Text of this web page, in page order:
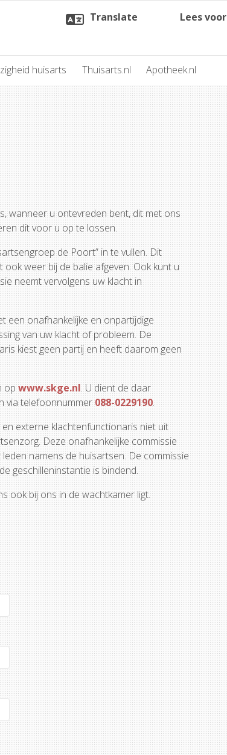
Translate Lees voor
huisarts Thuisarts.nl Apotheek.nl
wanneer u ontevreden bent, dit met ons
dit voor u op te lossen.
de Poort” in te vullen. Dit
weer bij de balie afgeven. Ook kunt u
neemt vervolgens uw klacht in
een onafhankelijke en onpartijdige
van uw klacht of probleem. De
kiest geen partij en heeft daarom geen
opwww.skge.nl. U dient de daar
via telefoonnummer088-0229190.
externe klachtenfunctionaris niet uit
Deze onafhankelijke commissie
namens de huisartsen. De commissie
geschilleninstantie is bindend.
ook bij ons in de wachtkamer ligt.